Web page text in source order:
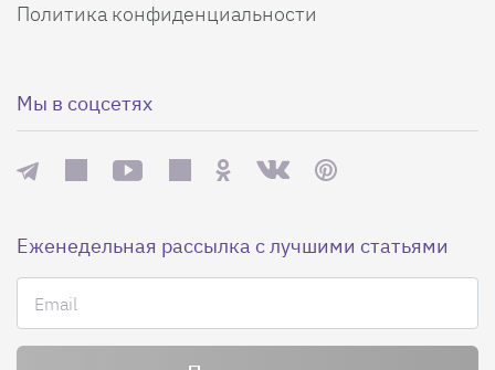
Политика конфиденциальности
Мы в соцсетях
Еженедельная рассылка с лучшими статьями